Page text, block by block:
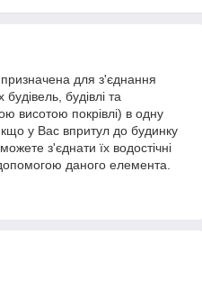
для з'єднання
будівлі та
висотою покрівлі) в одну
у Вас впритул до будинку
з'єднати їх водостічні
даного елемента.